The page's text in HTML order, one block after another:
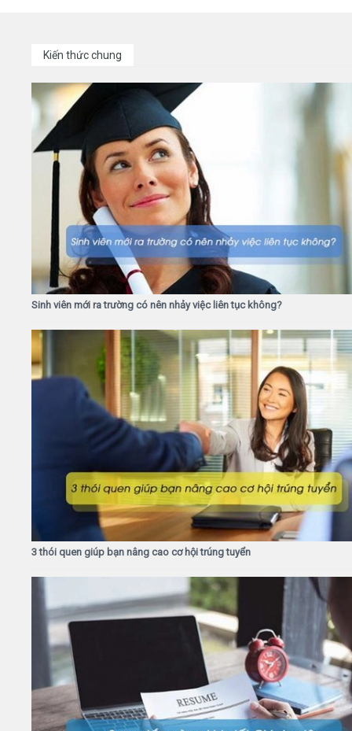
Kiến thức chung
Sinh viên mới ra trường có nên nhảy việc liên tục không?
3 thói quen giúp bạn nâng cao cơ hội trúng tuyển